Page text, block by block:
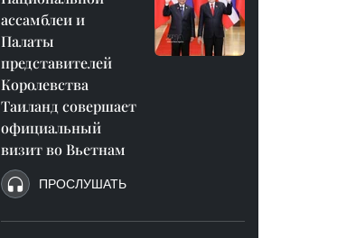
ассамблеи и
Палаты
представителей
Королевства
Таиланд совершает
официальный
визит во Вьетнам
ПРОСЛУШАТЬ